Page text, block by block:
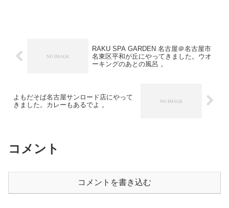
RAKU SPA GARDEN 名古屋＠名古屋市
名東区平和が丘にやってきました。ウオ
ーキングのあとの風呂 。
よもだそば名古屋サンロード店にやって
きました。カレーもあるでよ 。
コメント
コメントを書き込む